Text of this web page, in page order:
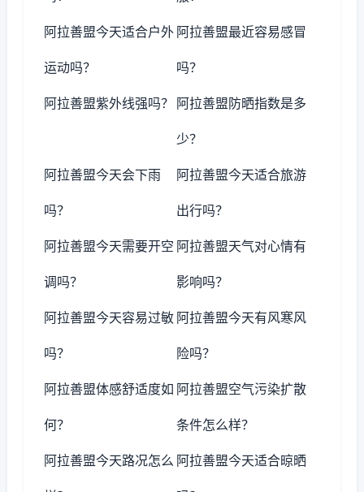
阿拉善盟今天适合户外
运动吗？
阿拉善盟最近容易感冒
吗？
阿拉善盟紫外线强吗？ 阿拉善盟防晒指数是多
少？
阿拉善盟今天会下雨
吗？
阿拉善盟今天适合旅游
出行吗？
阿拉善盟今天需要开空
调吗？
阿拉善盟天气对心情有
影响吗？
阿拉善盟今天容易过敏
吗？
阿拉善盟今天有风寒风
险吗？
阿拉善盟体感舒适度如
何？
阿拉善盟空气污染扩散
条件怎么样？
阿拉善盟今天路况怎么 阿拉善盟今天适合晾晒